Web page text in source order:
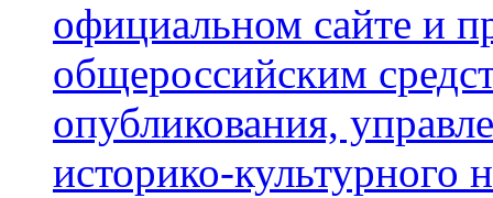
официальном сайте и
общероссийским
опубликования,
историко-культурного